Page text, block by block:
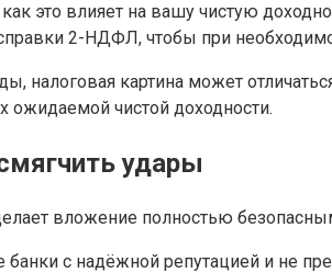
как это влияет на вашу чистую
2-НДФЛ, чтобы при
налоговая картина может
ожидаемой чистой доходности.
удары
вложение полностью
с надёжной репутацией и не